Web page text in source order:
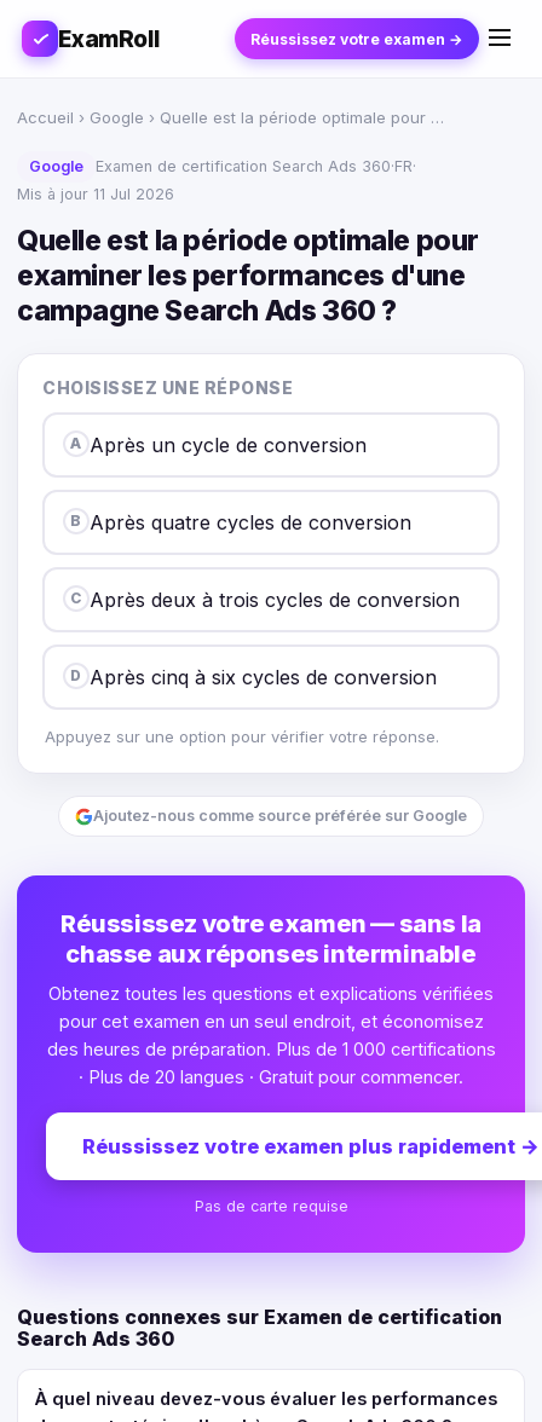
ExamRoll Réussissez votre examen →
Accueil › Google › Quelle est la période optimale pour …
Google Examen de certification Search Ads 360·FR·
Mis à jour 11 Jul 2026
Quelle est la période optimale pour
examiner les performances d'une
campagne Search Ads 360 ?
CHOISISSEZ UNE RÉPONSE
A Après un cycle de conversion
B Après quatre cycles de conversion
C Après deux à trois cycles de conversion
D Après cinq à six cycles de conversion
Appuyez sur une option pour vérifier votre réponse.
Ajoutez-nous comme source préférée sur Google
Réussissez votre examen — sans la
chasse aux réponses interminable
Obtenez toutes les questions et explications vérifiées
pour cet examen en un seul endroit, et économisez
des heures de préparation. Plus de 1 000 certifications
· Plus de 20 langues · Gratuit pour commencer.
Réussissez votre examen plus rapidement →
Pas de carte requise
Questions connexes sur Examen de certification
Search Ads 360
À quel niveau devez-vous évaluer les performances